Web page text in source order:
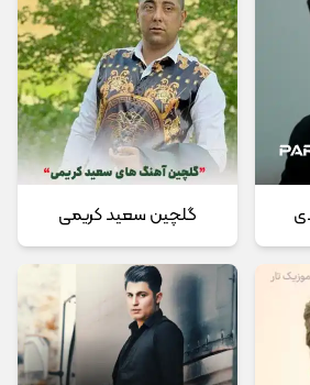
گلچین سعید کریمی